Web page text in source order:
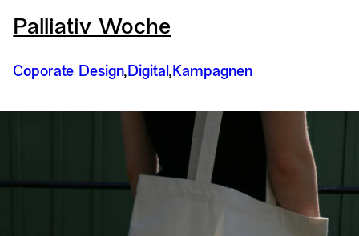
Palliativ Woche
Coporate Design Digital Kampagnen